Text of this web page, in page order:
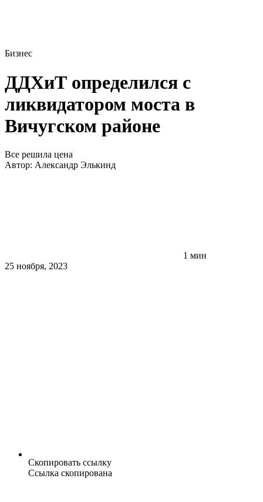
Бизнес
ДДХиТ определился с
ликвидатором моста в
Вичугском районе
Все решила цена
Автор: Александр Элькинд
1 мин
25 ноября, 2023
Скопировать ссылку
Ссылка скопирована